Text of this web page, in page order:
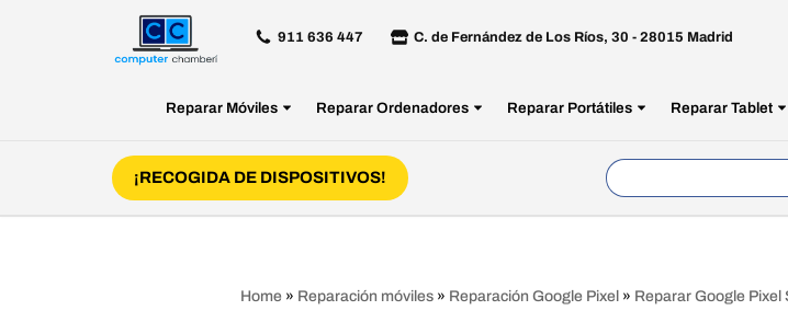
911 636 447 C. de Fernández de Los Ríos, 30 - 28015 Madrid
Reparar Móviles Reparar Ordenadores Reparar Portátiles Reparar Tablet
¡RECOGIDA DE DISPOSITIVOS!
Home » Reparación móviles » Reparación Google Pixel » Reparar Google Pixel